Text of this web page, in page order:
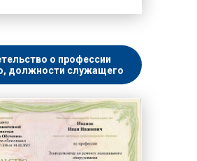
о профессии
должности служащего